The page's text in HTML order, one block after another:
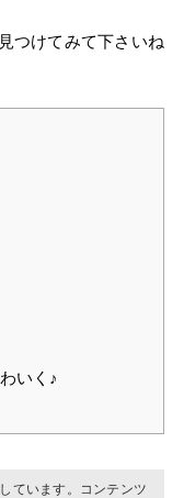
つけてみて下さいね
いく♪
ています。コンテンツ